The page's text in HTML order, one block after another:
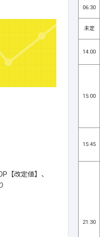
【改定値】、
06:30
未定
14:00
15:00
15:45
21:30